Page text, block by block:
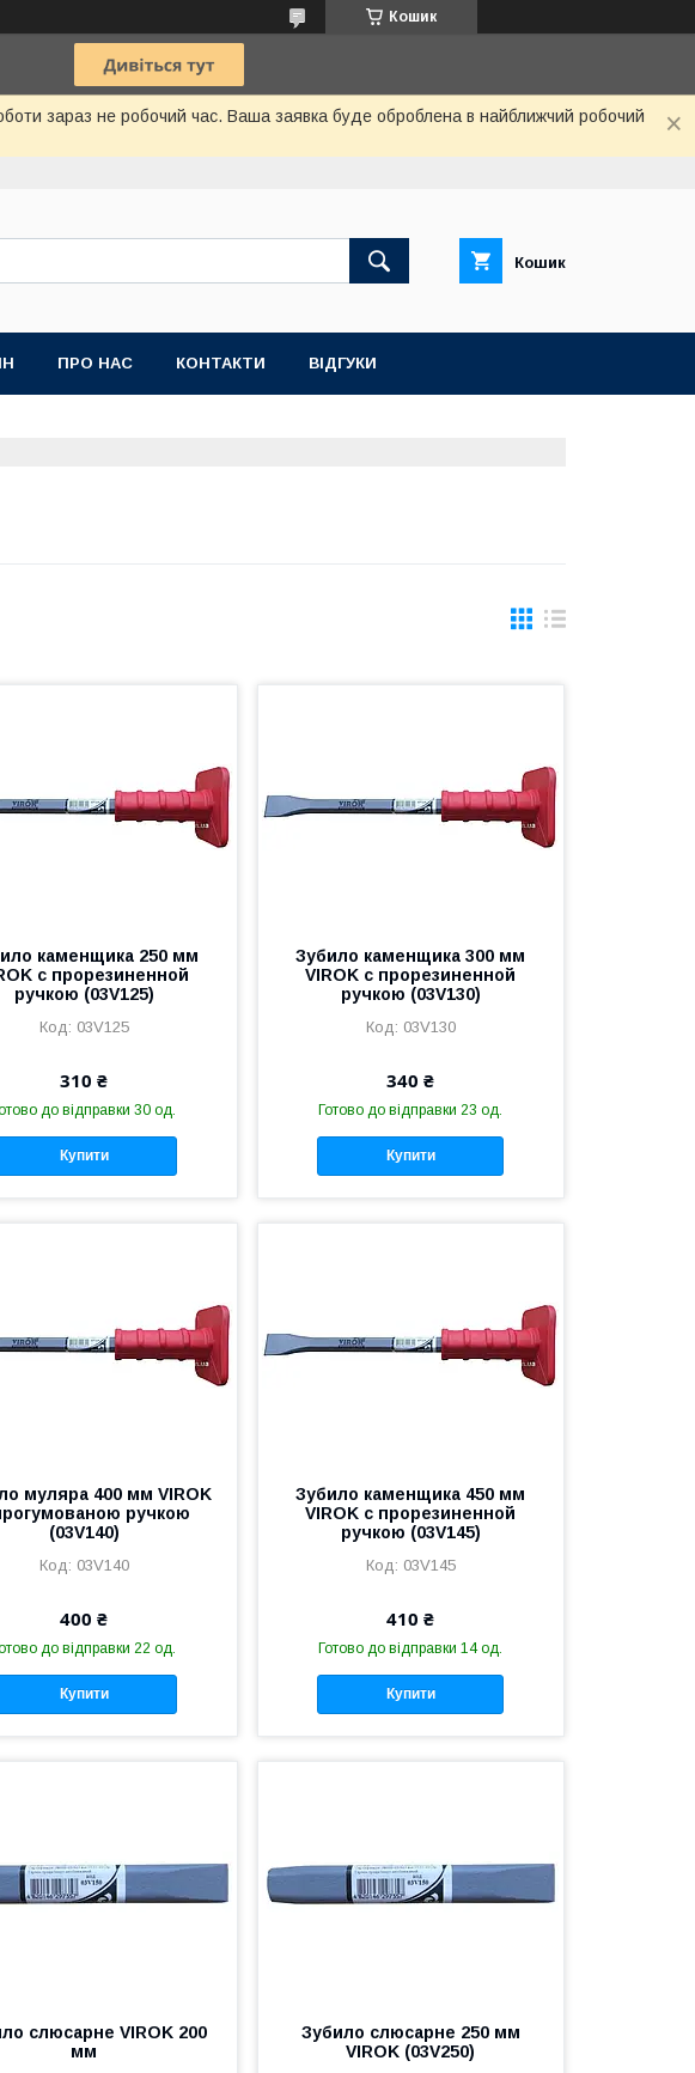
Кошик
зараз не робочий час. Ваша заявка буде оброблена в найближчий робочий
Кошик
ПРО НАС КОНТАКТИ ВІДГУКИ
каменщика 250 мм
с прорезиненной
ручкою (03V125)
03V125
310 ₴
до відправки 30 од.
Купити
Зубило каменщика 300 мм
VIROK с прорезиненной
ручкою (03V130)
03V130
340 ₴
Готово до відправки 23 од.
Купити
муляра 400 мм VIROK
ручкою
(03V140)
03V140
400 ₴
до відправки 22 од.
Купити
Зубило каменщика 450 мм
VIROK с прорезиненной
ручкою (03V145)
03V145
410 ₴
Готово до відправки 14 од.
Купити
слюсарне VIROK 200
мм
Зубило слюсарне 250 мм
VIROK (03V250)